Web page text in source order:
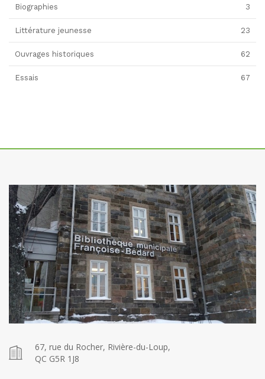
Biographies 3
Littérature jeunesse 23
Ouvrages historiques 62
Essais 67
67, rue du Rocher, Rivière-du-Loup,
QC G5R 1J8